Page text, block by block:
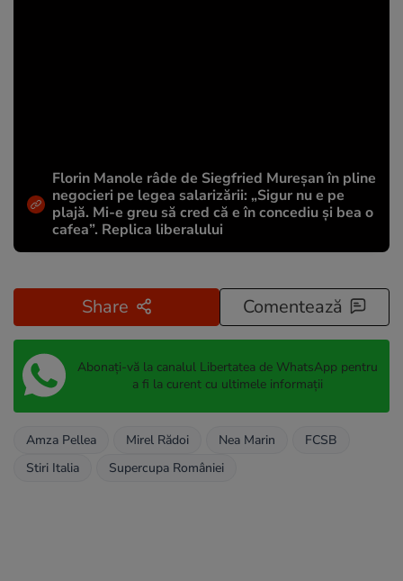
Florin Manole râde de Siegfried Mureșan în pline
negocieri pe legea salarizării: „Sigur nu e pe
plajă. Mi-e greu să cred că e în concediu și bea o
cafea”. Replica liberalului
Share Comentează
Abonați-vă la canalul Libertatea de WhatsApp pentru
a fi la curent cu ultimele informații
Amza Pellea Mirel Rădoi Nea Marin
FCSB
Stiri Italia
Supercupa României